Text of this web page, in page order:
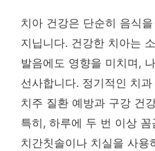
치아 건강은 단순히 음식
지닙니다. 건강한 치아는
발음에도 영향을 미치며,
선사합니다. 정기적인 치
치주 질환 예방과 구강 건
특히, 하루에 두 번 이상
치간칫솔이나 치실을 사용